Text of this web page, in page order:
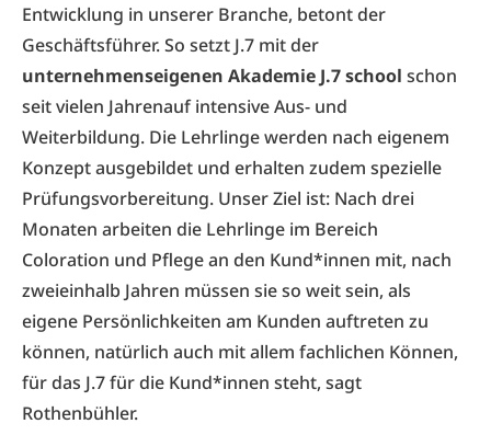
Entwicklung in unserer Branche, betont der
Geschäftsführer. So setzt J.7 mit der
unternehmenseigenen Akademie J.7 school schon
seit vielen Jahrenauf intensive Aus- und
Weiterbildung. Die Lehrlinge werden nach eigenem
Konzept ausgebildet und erhalten zudem spezielle
Prüfungsvorbereitung. Unser Ziel ist: Nach drei
Monaten arbeiten die Lehrlinge im Bereich
Coloration und Pflege an den Kund*innen mit, nach
zweieinhalb Jahren müssen sie so weit sein, als
eigene Persönlichkeiten am Kunden auftreten zu
können, natürlich auch mit allem fachlichen Können,
für das J.7 für die Kund*innen steht, sagt
Rothenbühler.